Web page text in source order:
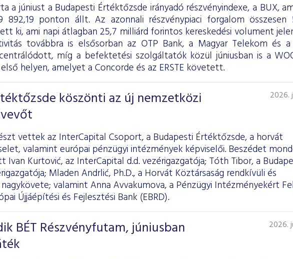
a júniust a Budapesti Értéktőzsde irányadó részvényindexe, a BUX,
892,19 ponton állt. Az azonnali részvénypiaci forgalom összesen
ki, ami napi átlagban 25,7 milliárd forintos kereskedési volument
továbbra is elsősorban az OTP Bank, a Magyar Telekom és
míg a befektetési szolgáltatók közül júniusban is a
helyen, amelyet a Concorde és az ERSTE követett.
köszönti az új nemzetközi
2026.
vettek az InterCapital Csoport, a Budapesti Értéktőzsde, a horvát
valamint európai pénzügyi intézmények képviselői. Beszédet
Kurtović, az InterCapital d.d. vezérigazgatója; Tóth Tibor, a
Mladen Andrlić, Ph.D., a Horvát Köztársaság rendkívüli és
valamint Anna Avvakumova, a Pénzügyi Intézményekért
Újjáépítési és Fejlesztési Bank (EBRD).
BÉT Részvényfutam, júniusban
2026.